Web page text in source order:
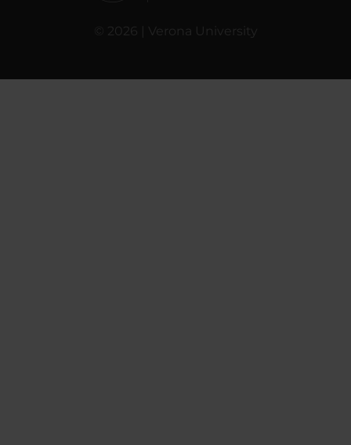
© 2026 | Verona University